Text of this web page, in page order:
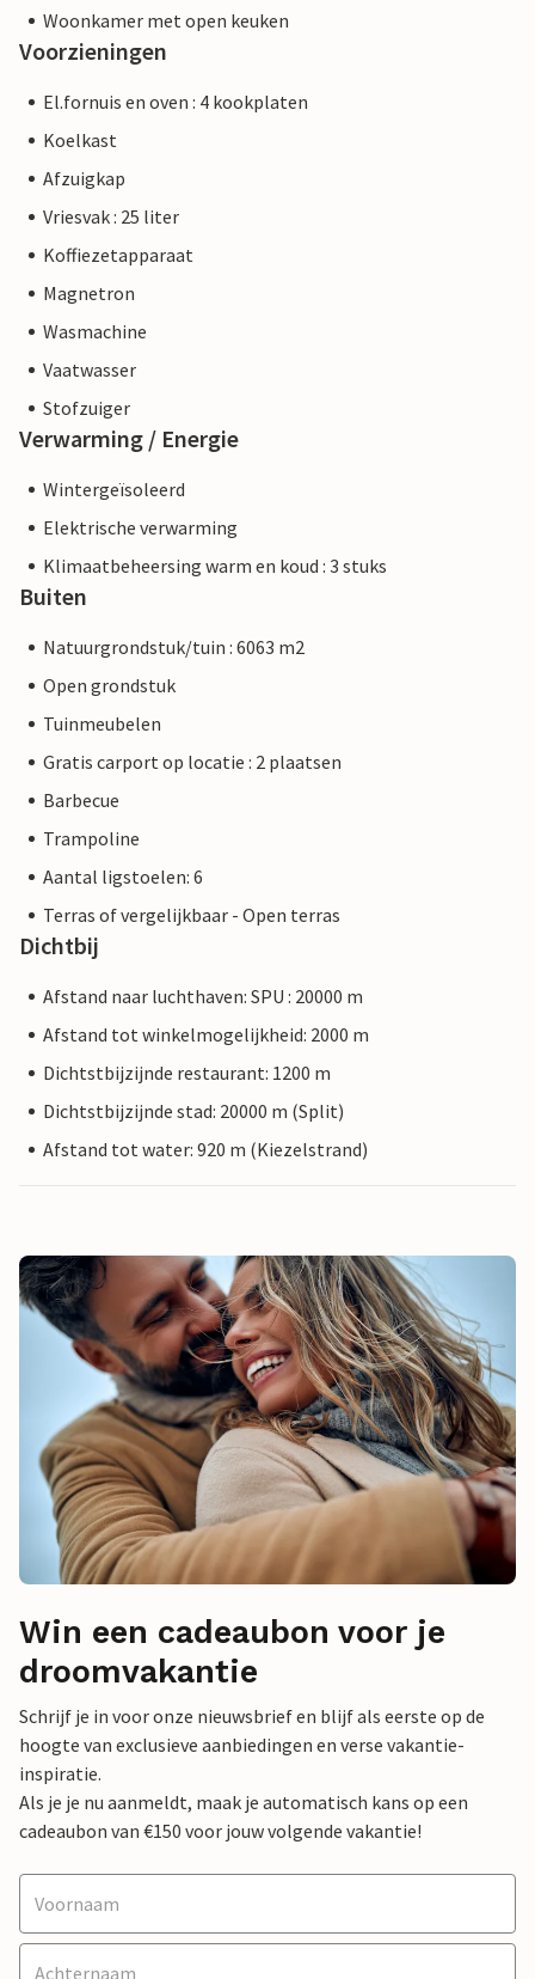
Woonkamer met open keuken
Voorzieningen
El.fornuis en oven : 4 kookplaten
Koelkast
Afzuigkap
Vriesvak : 25 liter
Koffiezetapparaat
Magnetron
Wasmachine
Vaatwasser
Stofzuiger
Verwarming / Energie
Wintergeïsoleerd
Elektrische verwarming
Klimaatbeheersing warm en koud : 3 stuks
Buiten
Natuurgrondstuk/tuin : 6063 m2
Open grondstuk
Tuinmeubelen
Gratis carport op locatie : 2 plaatsen
Barbecue
Trampoline
Aantal ligstoelen: 6
Terras of vergelijkbaar - Open terras
Dichtbij
Afstand naar luchthaven: SPU : 20000 m
Afstand tot winkelmogelijkheid: 2000 m
Dichtstbijzijnde restaurant: 1200 m
Dichtstbijzijnde stad: 20000 m (Split)
Afstand tot water: 920 m (Kiezelstrand)
Win een cadeaubon voor je
droomvakantie
Schrijf je in voor onze nieuwsbrief en blijf als eerste op de
hoogte van exclusieve aanbiedingen en verse vakantie-
inspiratie.
Als je je nu aanmeldt, maak je automatisch kans op een
cadeaubon van €150 voor jouw volgende vakantie!